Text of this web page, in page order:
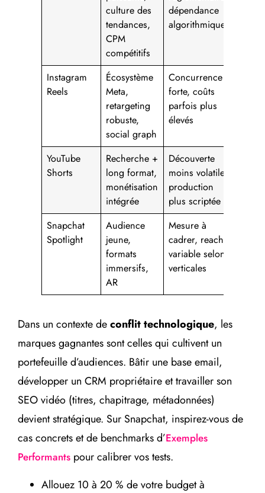
culture des
tendances,
CPM
compétitifs
dépendance
algorithmique
Instagram
Reels
Écosystème
Meta,
retargeting
robuste,
social graph
Concurrence
forte, coûts
parfois plus
élevés
YouTube
Shorts
Recherche +
long format,
monétisation
intégrée
Découverte
moins volatile,
production
plus scriptée
Snapchat
Spotlight
Audience
jeune,
formats
immersifs,
AR
Mesure à
cadrer, reach
variable selon
verticales
Dans un contexte deconflit technologique, les
marques gagnantes sont celles qui cultivent un
portefeuille d’audiences. Bâtir une base email,
développer un CRM propriétaire et travailler son
SEO vidéo (titres, chapitrage, métadonnées)
devient stratégique. Sur Snapchat, inspirez-vous de
cas concrets et de benchmarks d’Exemples
Performants pour calibrer vos tests.
Allouez 10 à 20 % de votre budget à